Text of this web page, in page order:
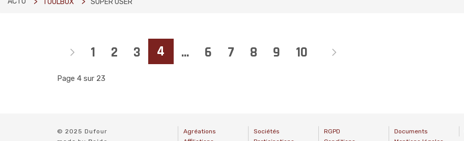
TOOLBOX SUPER USER
1 2 3 4 ... 6 7 8 9 10
Page 4 sur 23
© 2025 Dufour
Agréations
Sociétés
RGPD
Documents